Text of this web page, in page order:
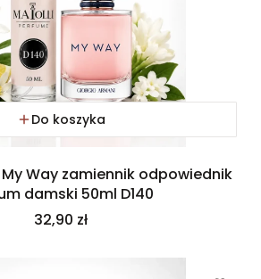
Do koszyka
Way zamiennik odpowiednik
damski 50ml D140
Cena
32,90 zł